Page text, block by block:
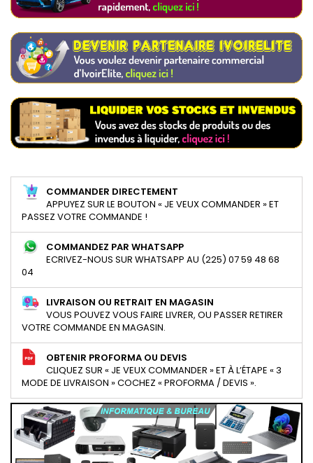
COMMANDER DIRECTEMENT
APPUYEZ SUR LE BOUTON « JE VEUX COMMANDER » ET
PASSEZ VOTRE COMMANDE !
COMMANDEZ PAR WHATSAPP
ECRIVEZ-NOUS SUR WHATSAPP AU (225) 07 59 48 68
04
LIVRAISON OU RETRAIT EN MAGASIN
VOUS POUVEZ VOUS FAIRE LIVRER, OU PASSER RETIRER
VOTRE COMMANDE EN MAGASIN.
OBTENIR PROFORMA OU DEVIS
CLIQUEZ SUR « JE VEUX COMMANDER » ET À L’ÉTAPE « 3
MODE DE LIVRAISON » COCHEZ « PROFORMA / DEVIS ».